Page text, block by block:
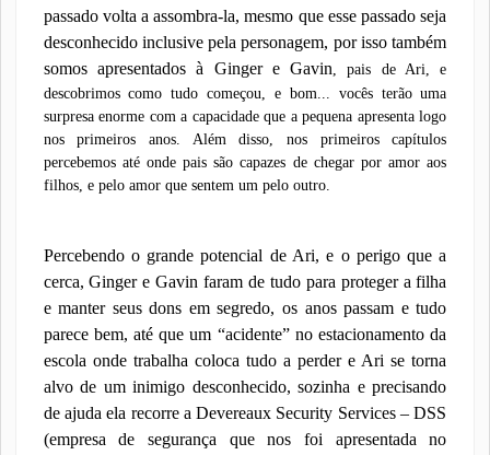
passado volta a assombra-la, mesmo que esse passado seja
desconhecido inclusive pela personagem, por isso também
somos apresentados à Ginger e Gavin, pais de Ari, e
descobrimos como tudo começou, e bom... vocês terão uma
surpresa enorme com a capacidade que a pequena apresenta logo
nos primeiros anos. Além disso, nos primeiros capítulos
percebemos até onde pais são capazes de chegar por amor aos
filhos, e pelo amor que sentem um pelo outro.
Percebendo o grande potencial de Ari, e o perigo que a
cerca, Ginger e Gavin faram de tudo para proteger a filha
e manter seus dons em segredo, os anos passam e tudo
parece bem, até que um “acidente” no estacionamento da
escola onde trabalha coloca tudo a perder e Ari se torna
alvo de um inimigo desconhecido, sozinha e precisando
de ajuda ela recorre a Devereaux Security Services – DSS
(empresa de segurança que nos foi apresentada no